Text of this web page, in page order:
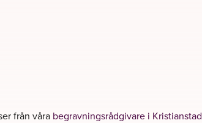
från våra begravningsrådgivare i Kristianstad